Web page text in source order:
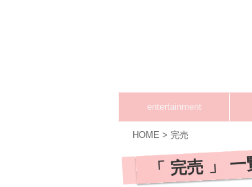
entertainment
HOME > 完売
「 完売 」